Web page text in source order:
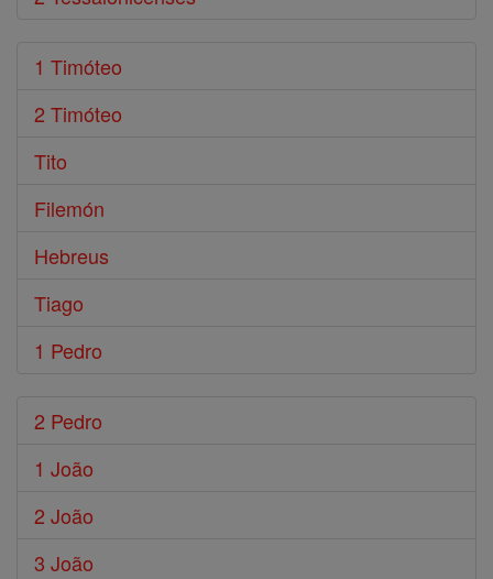
1 Timóteo
2 Timóteo
Tito
Filemón
Hebreus
Tiago
1 Pedro
2 Pedro
1 João
2 João
3 João